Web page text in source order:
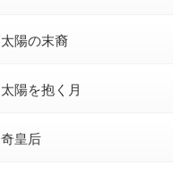
太陽の末裔
太陽を抱く月
奇皇后